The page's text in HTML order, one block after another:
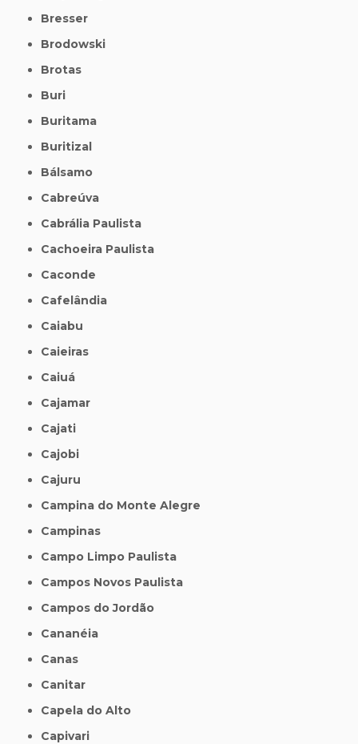
Bresser
Brodowski
Brotas
Buri
Buritama
Buritizal
Bálsamo
Cabreúva
Cabrália Paulista
Cachoeira Paulista
Caconde
Cafelândia
Caiabu
Caieiras
Caiuá
Cajamar
Cajati
Cajobi
Cajuru
Campina do Monte Alegre
Campinas
Campo Limpo Paulista
Campos Novos Paulista
Campos do Jordão
Cananéia
Canas
Canitar
Capela do Alto
Capivari